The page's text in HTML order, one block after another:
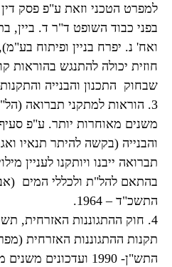
למפרט הטכני וזאת ע"פ פסק
ואח' נ. יפרח בניין ופיתוח
חוזית יכולה להתנגש בהוראות
שבחוק התכנון והבנייה
והבנייה (בקשה להיתר תנאיו
תברואה ייבנו ויותקנו לעניין
בהתאם להל"ת ולכללי המים
התשכ"ד – 1964.
תקנות ההתגוננות האזרחית
התש"ן- 1990 ועדכונים משנים מאוחרות יותר.